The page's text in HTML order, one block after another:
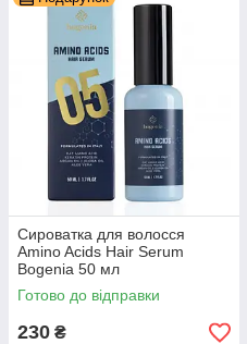
Сироватка для волосся
Amino Acids Hair Serum
Bogenia 50 мл
Готово до відправки
230 ₴